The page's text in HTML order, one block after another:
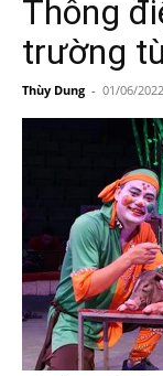
Thông
trường
Thùy Dung - 01/06/2022